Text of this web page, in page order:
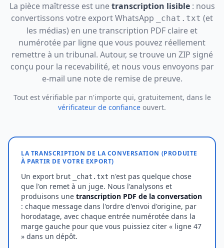
La pièce maîtresse est unetranscription lisible: nous
convertissons votre export WhatsApp
_chat.txt (et
les médias) en une transcription PDF claire et
numérotée par ligne que vous pouvez réellement
remettre à un tribunal. Autour, se trouve un ZIP signé
conçu pour la recevabilité, et nous vous envoyons par
e-mail une note de remise de preuve.
Tout est vérifiable par n'importe qui, gratuitement, dans le
vérificateur de confiance ouvert.
LA TRANSCRIPTION DE LA CONVERSATION (PRODUITE
À PARTIR DE VOTRE EXPORT)
Un export brut _chat.txt n'est pas quelque chose
que l'on remet à un juge. Nous l'analysons et
produisons une transcription PDF de la conversation
: chaque message dans l'ordre d'envoi d'origine, par
horodatage, avec chaque entrée numérotée dans la
marge gauche pour que vous puissiez citer « ligne 47
» dans un dépôt.